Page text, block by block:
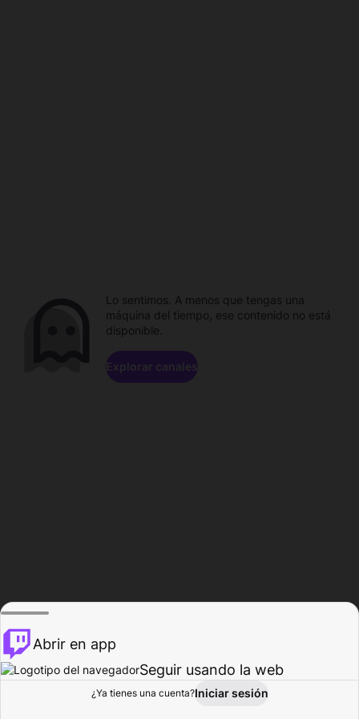
Explorar Actividad
Lo sentimos. A menos que tengas una
máquina del tiempo, ese contenido no está
disponible.
Explorar canales
Abrir en app
Seguir usando la web
¿Ya tienes una cuenta?Iniciar sesión